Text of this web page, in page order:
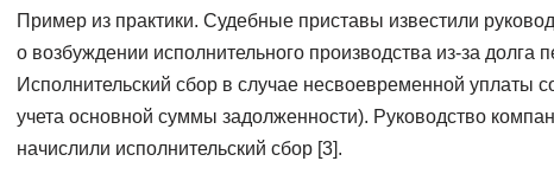
Пример из практики. Судебные приставы известили
о возбуждении исполнительного производства из-за
Исполнительский сбор в случае несвоевременной уплаты
учета основной суммы задолженности). Руководство
начислили исполнительский сбор [3].